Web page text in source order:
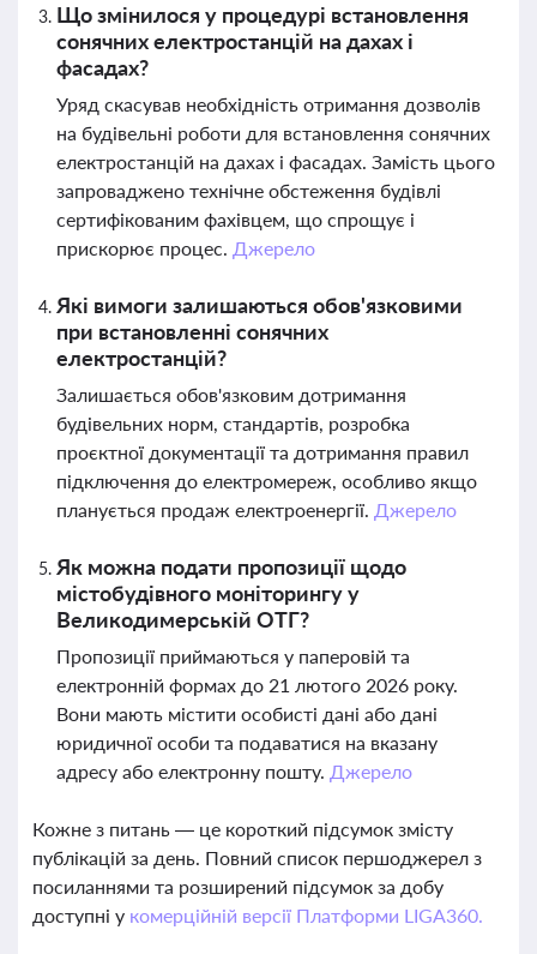
Що змінилося у процедурі встановлення
сонячних електростанцій на дахах і
фасадах?
Уряд скасував необхідність отримання дозволів
на будівельні роботи для встановлення сонячних
електростанцій на дахах і фасадах. Замість цього
запроваджено технічне обстеження будівлі
сертифікованим фахівцем, що спрощує і
прискорює процес. Джерело
Які вимоги залишаються обов'язковими
при встановленні сонячних
електростанцій?
Залишається обов'язковим дотримання
будівельних норм, стандартів, розробка
проєктної документації та дотримання правил
підключення до електромереж, особливо якщо
планується продаж електроенергії. Джерело
Як можна подати пропозиції щодо
містобудівного моніторингу у
Великодимерській ОТГ?
Пропозиції приймаються у паперовій та
електронній формах до 21 лютого 2026 року.
Вони мають містити особисті дані або дані
юридичної особи та подаватися на вказану
адресу або електронну пошту. Джерело
Кожне з питань — це короткий підсумок змісту
публікацій за день. Повний список першоджерел з
посиланнями та розширений підсумок за добу
доступні у комерційній версії Платформи LIGA360.